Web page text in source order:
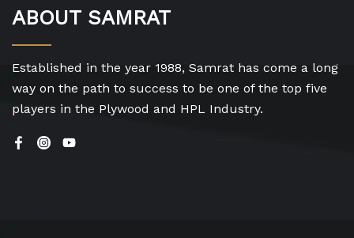
ABOUT SAMRAT
Established in the year 1988, Samrat has come a long
way on the path to success to be one of the top five
players in the Plywood and HPL Industry.